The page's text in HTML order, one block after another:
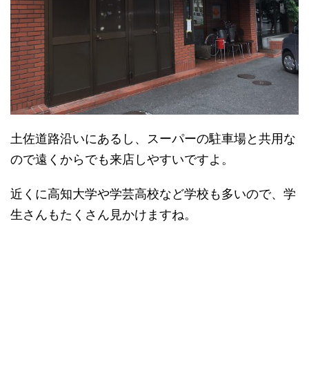
土佐道路沿いにあるし、スーパーの駐車場と共用な
ので遠くからでも来店しやすいですよ。
近くに高知大学や学芸高校など学校も多いので、学
生さんもたくさん見かけますね。